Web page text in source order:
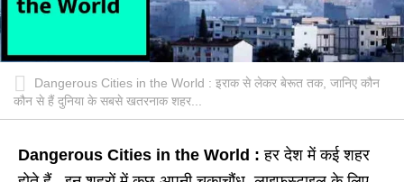
Dangerous Cities in the World : इराक से लेकर बेरूत तक, जानिए कौन
कौन से हैं दुनिया के सबसे खतरनाक शहर...
Dangerous Cities in the World : हर देश में कई शहर